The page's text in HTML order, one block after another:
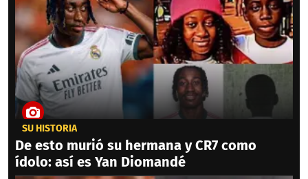
SU HISTORIA
De esto murió su hermana y CR7 como
ídolo: así es Yan Diomandé